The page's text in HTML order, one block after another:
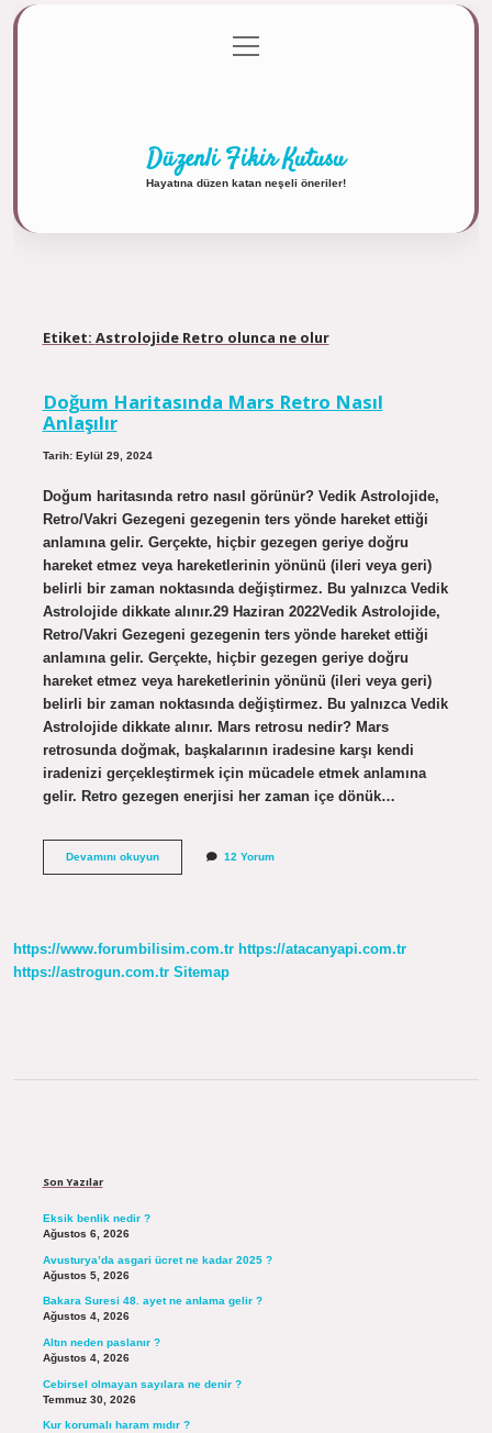
Gizlilik Politikası
menüyü
aç
Düzenli Fikir Kutusu
Hayatına düzen katan neşeli öneriler!
Etiket: Astrolojide Retro olunca ne olur
Doğum Haritasında Mars Retro Nasıl
Anlaşılır
Tarih: Eylül 29, 2024
Doğum haritasında retro nasıl görünür? Vedik Astrolojide,
Retro/Vakri Gezegeni gezegenin ters yönde hareket ettiği
anlamına gelir. Gerçekte, hiçbir gezegen geriye doğru
hareket etmez veya hareketlerinin yönünü (ileri veya geri)
belirli bir zaman noktasında değiştirmez. Bu yalnızca Vedik
Astrolojide dikkate alınır.29 Haziran 2022Vedik Astrolojide,
Retro/Vakri Gezegeni gezegenin ters yönde hareket ettiği
anlamına gelir. Gerçekte, hiçbir gezegen geriye doğru
hareket etmez veya hareketlerinin yönünü (ileri veya geri)
belirli bir zaman noktasında değiştirmez. Bu yalnızca Vedik
Astrolojide dikkate alınır. Mars retrosu nedir? Mars
retrosunda doğmak, başkalarının iradesine karşı kendi
iradenizi gerçekleştirmek için mücadele etmek anlamına
gelir. Retro gezegen enerjisi her zaman içe dönük…
Devamını okuyunDoğum
12 Yorum
https://www.forumbilisim.com.tr https://atacanyapi.com.tr
https://astrogun.com.tr Sitemap
Son Yazılar
Eksik benlik nedir ?
Ağustos 6, 2026
Avusturya’da asgari ücret ne kadar 2025 ?
Ağustos 5, 2026
Bakara Suresi 48. ayet ne anlama gelir ?
Ağustos 4, 2026
Altın neden paslanır ?
Ağustos 4, 2026
Cebirsel olmayan sayılara ne denir ?
Temmuz 30, 2026
Kur korumalı haram mıdır ?